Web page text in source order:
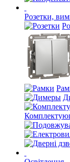
Розетки,